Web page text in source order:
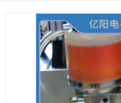
自动X射线检测机TR7600
自动光学检测TR7710
TX 全自动高速贴片机